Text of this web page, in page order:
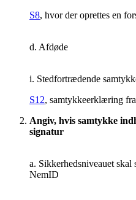
S8, hvor der oprettes en
d. Afdøde
i. Stedfortrædende
S12, samtykkeerklæring
Angiv, hvis samtykke
signatur
a. Sikkerhedsniveauet
NemID